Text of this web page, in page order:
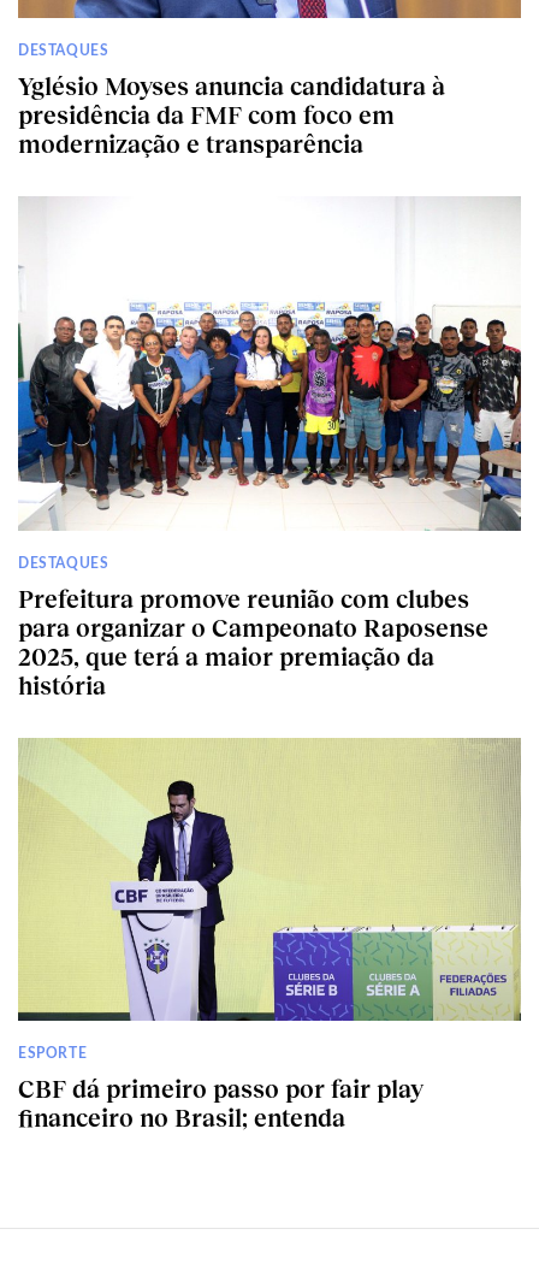
DESTAQUES
Yglésio Moyses anuncia candidatura à
presidência da FMF com foco em
modernização e transparência
DESTAQUES
Prefeitura promove reunião com clubes
para organizar o Campeonato Raposense
2025, que terá a maior premiação da
história
ESPORTE
CBF dá primeiro passo por fair play
financeiro no Brasil; entenda